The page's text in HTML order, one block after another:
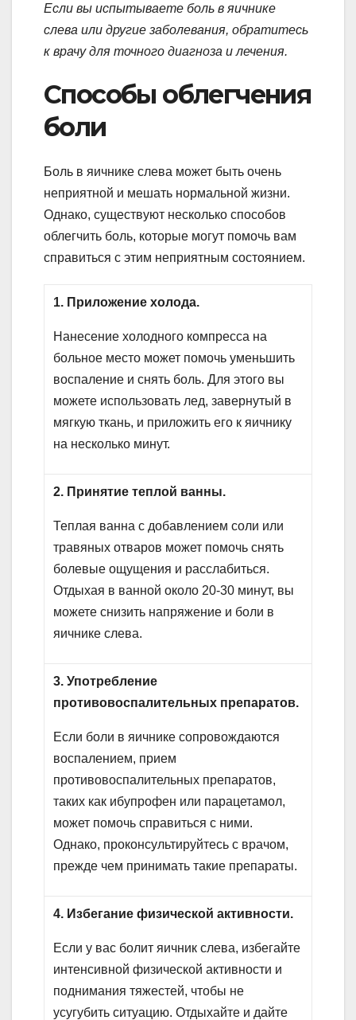
Если вы испытываете боль в яичнике
слева или другие заболевания, обратитесь
к врачу для точного диагноза и лечения.
Способы облегчения
боли
Боль в яичнике слева может быть очень
неприятной и мешать нормальной жизни.
Однако, существуют несколько способов
облегчить боль, которые могут помочь вам
справиться с этим неприятным состоянием.
1. Приложение холода.
Нанесение холодного компресса на
больное место может помочь уменьшить
воспаление и снять боль. Для этого вы
можете использовать лед, завернутый в
мягкую ткань, и приложить его к яичнику
на несколько минут.
2. Принятие теплой ванны.
Теплая ванна с добавлением соли или
травяных отваров может помочь снять
болевые ощущения и расслабиться.
Отдыхая в ванной около 20-30 минут, вы
можете снизить напряжение и боли в
яичнике слева.
3. Употребление
противовоспалительных препаратов.
Если боли в яичнике сопровождаются
воспалением, прием
противовоспалительных препаратов,
таких как ибупрофен или парацетамол,
может помочь справиться с ними.
Однако, проконсультируйтесь с врачом,
прежде чем принимать такие препараты.
4. Избегание физической активности.
Если у вас болит яичник слева, избегайте
интенсивной физической активности и
поднимания тяжестей, чтобы не
усугубить ситуацию. Отдыхайте и дайте